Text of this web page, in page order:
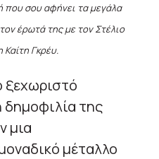
που σου αφήνει τα μεγάλα
έρωτά της με τον Στέλιο
Καίτη Γκρέυ.
ξεχωριστό
δημοφιλία της
μια
μέταλλο